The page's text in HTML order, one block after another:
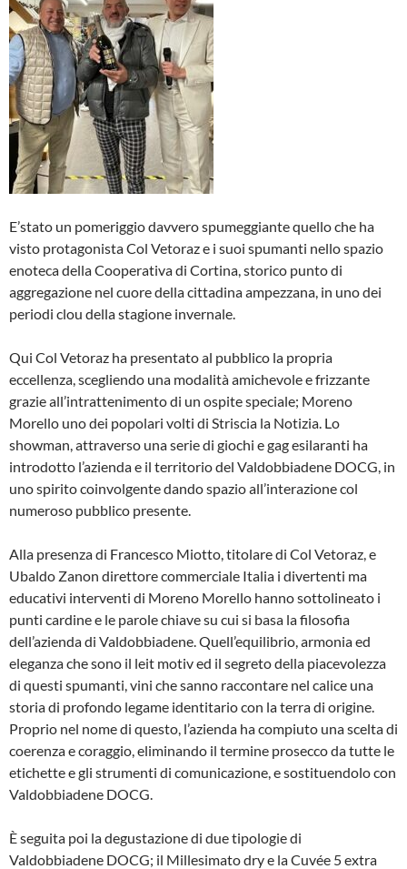
E’stato un pomeriggio davvero spumeggiante quello che ha
visto protagonista Col Vetoraz e i suoi spumanti nello spazio
enoteca della Cooperativa di Cortina, storico punto di
aggregazione nel cuore della cittadina ampezzana, in uno dei
periodi clou della stagione invernale.
Qui Col Vetoraz ha presentato al pubblico la propria
eccellenza, scegliendo una modalità amichevole e frizzante
grazie all’intrattenimento di un ospite speciale; Moreno
Morello uno dei popolari volti di Striscia la Notizia. Lo
showman, attraverso una serie di giochi e gag esilaranti ha
introdotto l’azienda e il territorio del Valdobbiadene DOCG, in
uno spirito coinvolgente dando spazio all’interazione col
numeroso pubblico presente.
Alla presenza di Francesco Miotto, titolare di Col Vetoraz, e
Ubaldo Zanon direttore commerciale Italia i divertenti ma
educativi interventi di Moreno Morello hanno sottolineato i
punti cardine e le parole chiave su cui si basa la filosofia
dell’azienda di Valdobbiadene. Quell’equilibrio, armonia ed
eleganza che sono il leit motiv ed il segreto della piacevolezza
di questi spumanti, vini che sanno raccontare nel calice una
storia di profondo legame identitario con la terra di origine.
Proprio nel nome di questo, l’azienda ha compiuto una scelta di
coerenza e coraggio, eliminando il termine prosecco da tutte le
etichette e gli strumenti di comunicazione, e sostituendolo con
Valdobbiadene DOCG.
È seguita poi la degustazione di due tipologie di
Valdobbiadene DOCG; il Millesimato dry e la Cuvée 5 extra